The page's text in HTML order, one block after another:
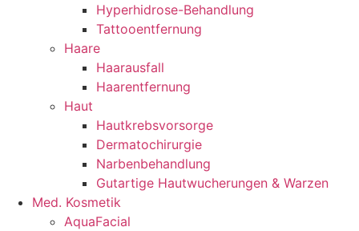
Hyperhidrose-Behandlung
Tattooentfernung
Haare
Haarausfall
Haarentfernung
Haut
Hautkrebsvorsorge
Dermatochirurgie
Narbenbehandlung
Gutartige Hautwucherungen & Warzen
Med. Kosmetik
AquaFacial